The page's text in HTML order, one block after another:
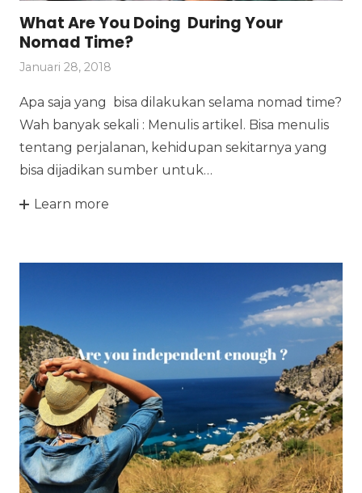
What Are You Doing During Your
Nomad Time?
Januari 28, 2018
Apa saja yang bisa dilakukan selama nomad time?
Wah banyak sekali : Menulis artikel. Bisa menulis
tentang perjalanan, kehidupan sekitarnya yang
bisa dijadikan sumber untuk…
Learn more